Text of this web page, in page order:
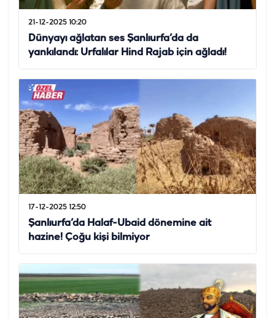
21-12-2025 10:20
Dünyayı ağlatan ses Şanlıurfa’da da
yankılandı: Urfalılar Hind Rajab için ağladı!
17-12-2025 12:50
Şanlıurfa’da Halaf-Ubaid dönemine ait
hazine! Çoğu kişi bilmiyor